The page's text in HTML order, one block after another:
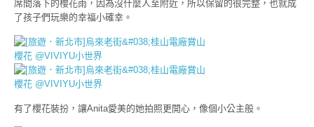
席間落下的櫻花雨，因為沒什麼人至附近，所以保留的很完整，也就成
了孩子們玩樂的幸福小確幸。
有了櫻花裝扮，讓Anita愛美的她拍照更開心，像個小公主般。